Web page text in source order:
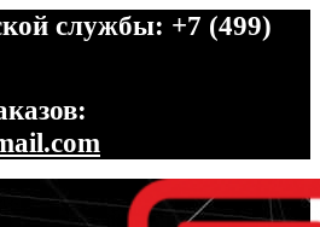
службы: +7 (499)